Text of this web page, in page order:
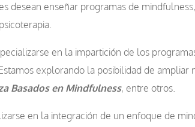
desean enseñar programas de
en la impartición de los
explorando la posibilidad de ampliar
Basados en Mindfulness, entre otros.
en la integración de un enfoque de